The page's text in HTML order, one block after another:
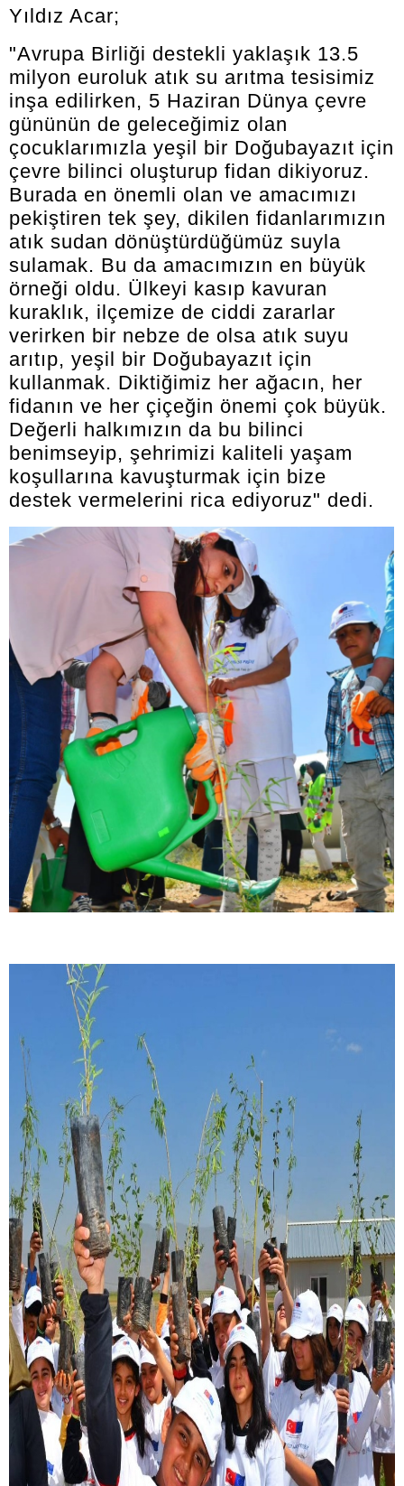
Yıldız Acar;
"Avrupa Birliği destekli yaklaşık 13.5
milyon euroluk atık su arıtma tesisimiz
inşa edilirken, 5 Haziran Dünya çevre
gününün de geleceğimiz olan
çocuklarımızla yeşil bir Doğubayazıt için
çevre bilinci oluşturup fidan dikiyoruz.
Burada en önemli olan ve amacımızı
pekiştiren tek şey, dikilen fidanlarımızın
atık sudan dönüştürdüğümüz suyla
sulamak. Bu da amacımızın en büyük
örneği oldu. Ülkeyi kasıp kavuran
kuraklık, ilçemize de ciddi zararlar
verirken bir nebze de olsa atık suyu
arıtıp, yeşil bir Doğubayazıt için
kullanmak. Diktiğimiz her ağacın, her
fidanın ve her çiçeğin önemi çok büyük.
Değerli halkımızın da bu bilinci
benimseyip, şehrimizi kaliteli yaşam
koşullarına kavuşturmak için bize
destek vermelerini rica ediyoruz" dedi.